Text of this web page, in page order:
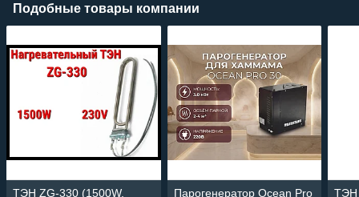
Подобные товары компании
ТЭН ZG-330 (1500W,
Парогенератор Ocean Pro
ТЭН